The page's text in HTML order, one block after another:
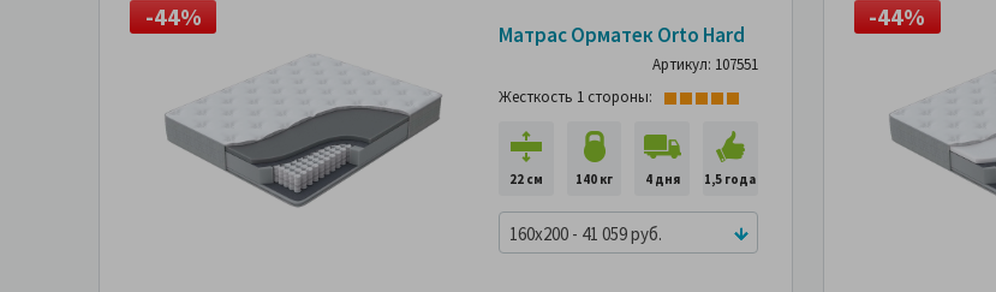
-44% -44%
Матрас Орматек Orto Hard
Артикул: 107551
Жесткость 1 стороны:
22 см 140 кг 4 дня 1,5 года
160x200 - 41 059 руб.
-44%